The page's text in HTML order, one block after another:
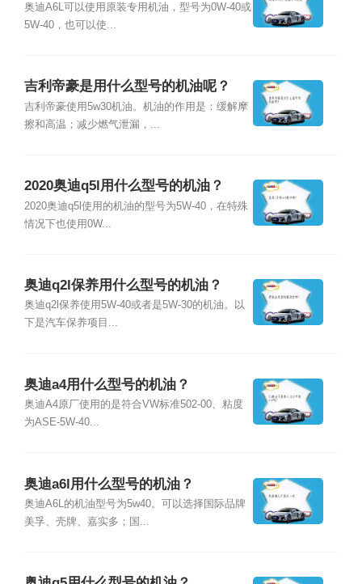
奥迪A6L可以使用原装专用机油，型号为0W-40或
5W-40，也可以使...
吉利帝豪是用什么型号的机油呢？
吉利帝豪使用5w30机油。机油的作用是：缓解摩
擦和高温；减少燃气泄漏，...
2020奥迪q5l用什么型号的机油？
2020奥迪q5l使用的机油的型号为5W-40，在特殊
情况下也使用0W...
奥迪q2l保养用什么型号的机油？
奥迪q2l保养使用5W-40或者是5W-30的机油。以
下是汽车保养项目...
奥迪a4用什么型号的机油？
奥迪A4原厂使用的是符合VW标准502-00、粘度
为ASE-5W-40...
奥迪a6l用什么型号的机油？
奥迪A6L的机油型号为5w40。可以选择国际品牌
美孚、壳牌、嘉实多；国...